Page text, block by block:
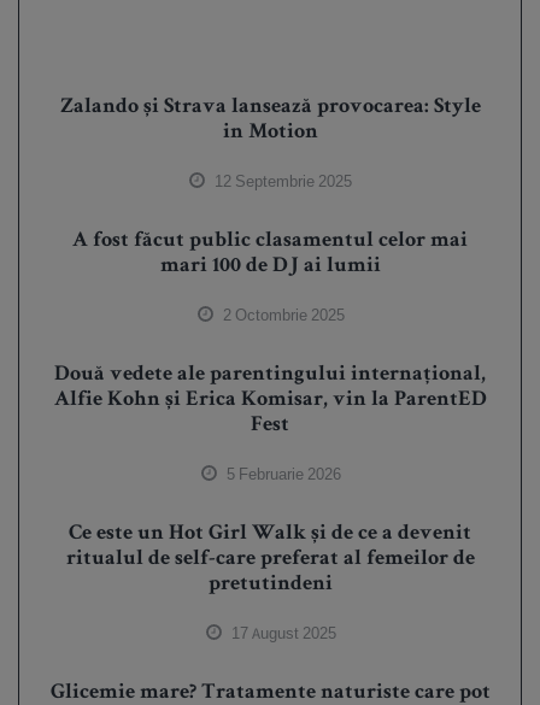
Zalando și Strava lansează provocarea: Style
in Motion
12 Septembrie 2025
A fost făcut public clasamentul celor mai
mari 100 de DJ ai lumii
2 Octombrie 2025
Două vedete ale parentingului internațional,
Alfie Kohn și Erica Komisar, vin la ParentED
Fest
5 Februarie 2026
Ce este un Hot Girl Walk și de ce a devenit
ritualul de self-care preferat al femeilor de
pretutindeni
17 August 2025
Glicemie mare? Tratamente naturiste care pot